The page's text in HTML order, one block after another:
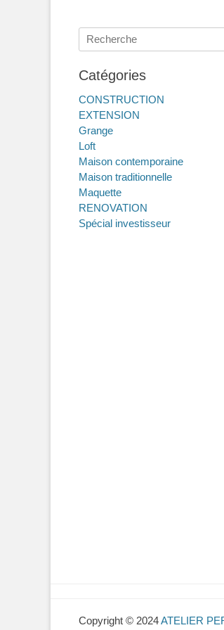
contenuRechercher :
Catégories
CONSTRUCTION
EXTENSION
Grange
Loft
Maison contemporaine
Maison traditionnelle
Maquette
RENOVATION
Spécial investisseur
Copyright © 2024ATELIER